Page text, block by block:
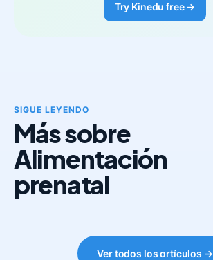
Try Kinedu free →
SIGUE LEYENDO
Más sobre
Alimentación
prenatal
Ver todos los artículos →